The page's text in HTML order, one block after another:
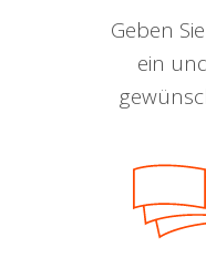
Geben
ein